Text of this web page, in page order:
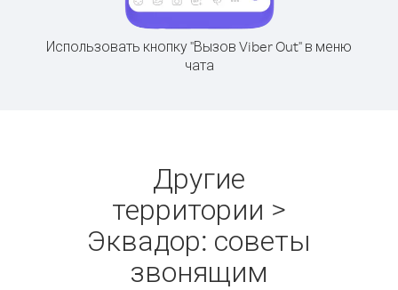
Использовать кнопку "Вызов Viber Out" в меню
чата
Другие
территории >
Эквадор: советы
звонящим